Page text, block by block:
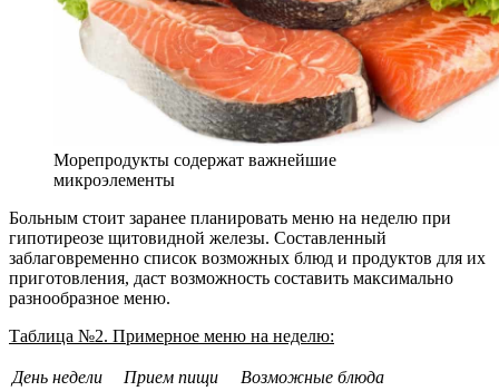
Морепродукты содержат важнейшие
микроэлементы
Больным стоит заранее планировать меню на неделю при
гипотиреозе щитовидной железы. Составленный
заблаговременно список возможных блюд и продуктов для их
приготовления, даст возможность составить максимально
разнообразное меню.
Таблица №2. Примерное меню на неделю:
День недели Прием пищи Возможные блюда